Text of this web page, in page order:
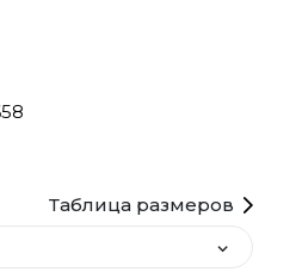
Таблица размеров